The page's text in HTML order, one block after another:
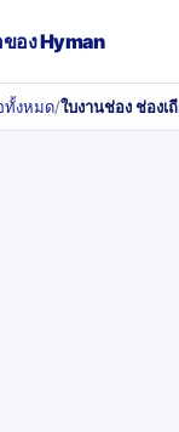
ของ Hyman
ทั้งหมด/ใบงานช่อง ช่องเ